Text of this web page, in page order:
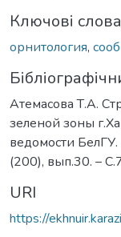
Ключові слова
орнитология,
Атемасова Т.А.
зеленой зоны
ведомости
(200), вып.30. –
URI
https://